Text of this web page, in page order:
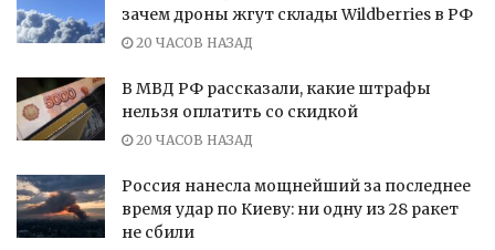
зачем дроны жгут склады Wildberries в РФ
20 ЧАСОВ НАЗАД
В МВД РФ рассказали, какие штрафы
нельзя оплатить со скидкой
20 ЧАСОВ НАЗАД
Россия нанесла мощнейший за последнее
время удар по Киеву: ни одну из 28 ракет
не сбили